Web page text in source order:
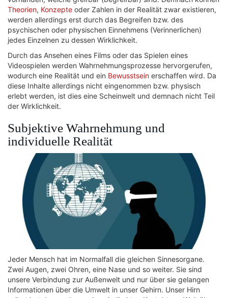
Theorien, Konzepte oder Zahlen in der Realität zwar existieren,
werden allerdings erst durch das Begreifen bzw. des
psychischen oder physischen Einnehmens (Verinnerlichen)
jedes Einzelnen zu dessen Wirklichkeit.
Durch das Ansehen eines Films oder das Spielen eines
Videospielen werden Wahrnehmungsprozesse hervorgerufen,
wodurch eine Realität und ein Bewusstsein erschaffen wird. Da
diese Inhalte allerdings nicht eingenommen bzw. physisch
erlebt werden, ist dies eine Scheinwelt und demnach nicht Teil
der Wirklichkeit.
Subjektive Wahrnehmung und
individuelle Realität
Jeder Mensch hat im Normalfall die gleichen Sinnesorgane.
Zwei Augen, zwei Ohren, eine Nase und so weiter. Sie sind
unsere Verbindung zur Außenwelt und nur über sie gelangen
Informationen über die Umwelt in unser Gehirn. Unser Hirn